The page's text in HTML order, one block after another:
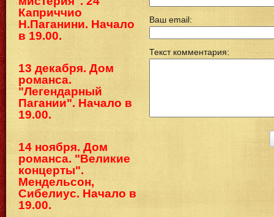
Каприччио
Н.Паганини. Начало
в 19.00.
13 декабря. Дом
романса.
"Легендарный
Пагании". Начало в
19.00.
14 ноября. Дом
романса. "Великие
концерты".
Мендельсон,
Сибелиус. Начало в
19.00.
Ваш email:
Текст комментария: